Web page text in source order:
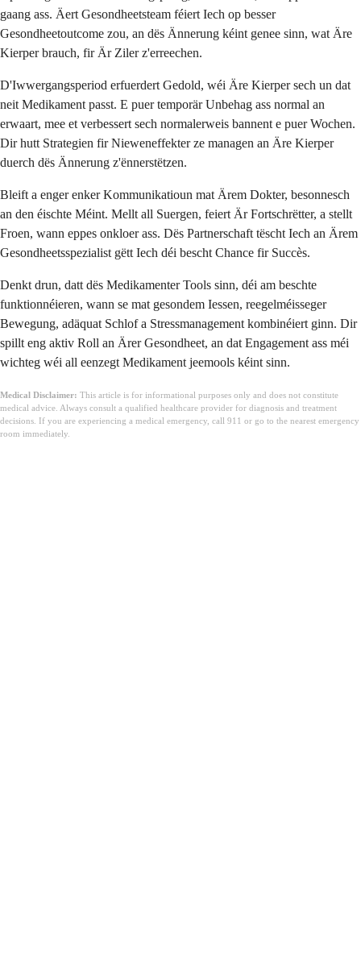
gaang ass. Äert Gesondheetsteam féiert Iech op besser
Gesondheetoutcome zou, an dës Ännerung kéint genee sinn, wat Äre
Kierper brauch, fir Är Ziler z'erreechen.
D'Iwwergangsperiod erfuerdert Gedold, wéi Äre Kierper sech un dat
neit Medikament passt. E puer temporär Unbehag ass normal an
erwaart, mee et verbessert sech normalerweis bannent e puer Wochen.
Dir hutt Strategien fir Nieweneffekter ze managen an Äre Kierper
duerch dës Ännerung z'ënnerstëtzen.
Bleift a enger enker Kommunikatioun mat Ärem Dokter, besonnesch
an den éischte Méint. Mellt all Suergen, feiert Är Fortschrëtter, a stellt
Froen, wann eppes onkloer ass. Dës Partnerschaft tëscht Iech an Ärem
Gesondheetsspezialist gëtt Iech déi bescht Chance fir Succès.
Denkt drun, datt dës Medikamenter Tools sinn, déi am beschte
funktionnéieren, wann se mat gesondem Iessen, reegelméisseger
Bewegung, adäquat Schlof a Stressmanagement kombinéiert ginn. Dir
spillt eng aktiv Roll an Ärer Gesondheet, an dat Engagement ass méi
wichteg wéi all eenzegt Medikament jeemools kéint sinn.
Medical Disclaimer: This article is for informational purposes only and does not constitute
medical advice. Always consult a qualified healthcare provider for diagnosis and treatment
decisions. If you are experiencing a medical emergency, call 911 or go to the nearest emergency
room immediately.